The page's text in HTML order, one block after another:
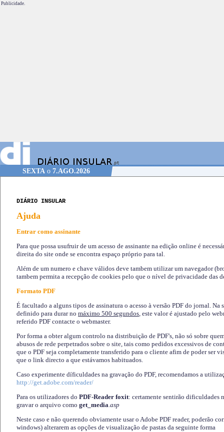
Publicidade.
SEXTA o 7.AGO.2026
DIÁRIO INSULAR
Ajuda
Entrar como assinante
Para que possa usufruir de um acesso de assinante na edição online é
direita do site onde se encontra espaço próprio para tal.
Além de um numero e chave válidos deve tambem utilizar um navegador
tambem permita a recepção de cookies pelo que o nível de privacidade das
Formato PDF
É facultado a alguns tipos de assinatura o acesso à versão PDF do jornal. Na
definido para durar no máximo 500 segundos, este valor é ajustado pelo
referido PDF contacte o webmaster.
Por forma a obter algum controlo na distribuição de PDF's, não só sobre
abusos de rede perpetrados sobre o site, tais como pedidos excessivos de
que o PDF seja completamente transferido para o cliente afim de poder ser
que o link directo a que estávamos habituados.
Caso experimente díficuldades na gravação do PDF, recomendamos a
http://get.adobe.com/reader/
Para os utilizadores do PDF-Reader foxit: certamente sentirão dificuldades
gravar o arquivo como get_media.asp
Neste caso e não querendo obviamente usar o Adobe PDF reader, poderão
windows) alterarem as opções de visualização de pastas da seguinte forma